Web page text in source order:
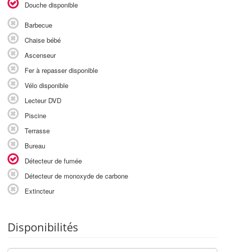
Douche disponible
Barbecue
Chaise bébé
Ascenseur
Fer à repasser disponible
Vélo disponible
Lecteur DVD
Piscine
Terrasse
Bureau
Détecteur de fumée
Détecteur de monoxyde de carbone
Extincteur
Disponibilités